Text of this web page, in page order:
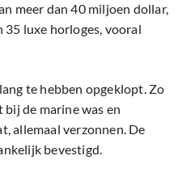
meer dan 40 miljoen dollar,
35 luxe horloges, vooral
te hebben opgeklopt. Zo
de marine was en
allemaal verzonnen. De
bevestigd.